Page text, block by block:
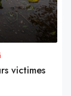
victimes